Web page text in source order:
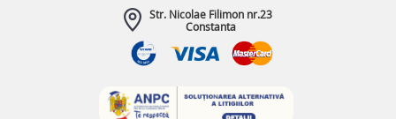
Str. Nicolae Filimon nr.23
Constanta